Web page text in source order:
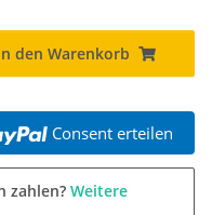
den Warenkorb
Consent erteilen
zahlen? Weitere